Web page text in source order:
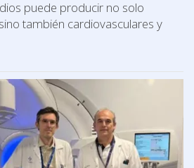
puede producir no solo
también cardiovasculares y